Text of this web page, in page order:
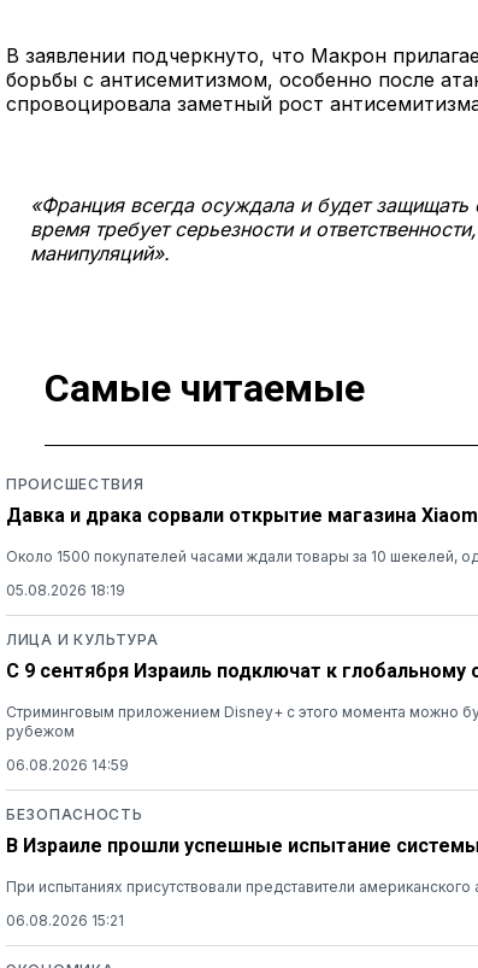
В заявлении подчеркнуто, что Макрон
борьбы с антисемитизмом, особенно после
спровоцировала заметный рост
«Франция всегда осуждала и будет
время требует серьезности и
манипуляций».
Самые читаемые
ПРОИСШЕСТВИЯ
Давка и драка сорвали открытие магазина
Около 1500 покупателей часами ждали товары за 10 шекелей,
05.08.2026 18:19
ЛИЦА И КУЛЬТУРА
С 9 сентября Израиль подключат к глобальному
Стриминговым приложением Disney+ с этого момента можно
рубежом
06.08.2026 14:59
БЕЗОПАСНОСТЬ
В Израиле прошли успешные испытание
При испытаниях присутствовали представители американского
06.08.2026 15:21